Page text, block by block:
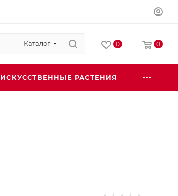
Каталог 0 0
ИСКУССТВЕННЫЕ РАСТЕНИЯ